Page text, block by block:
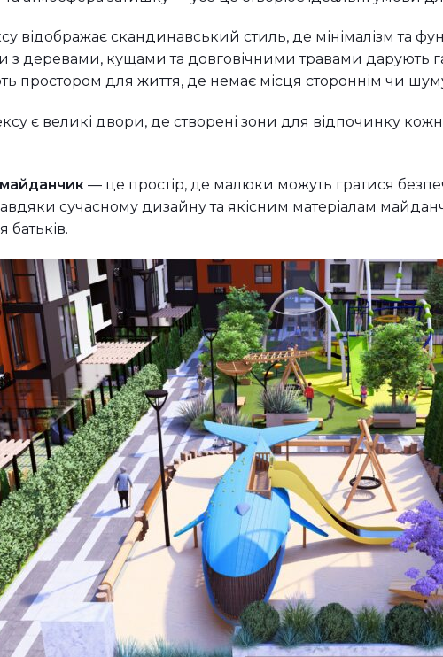
відображає скандинавський стиль, де мінімалізм та
з деревами, кущами та довговічними травами дарують
простором для життя, де немає місця стороннім чи
є великі двори, де створені зони для відпочинку
— це простір, де малюки можуть гратися
сучасному дизайну та якісним матеріалам